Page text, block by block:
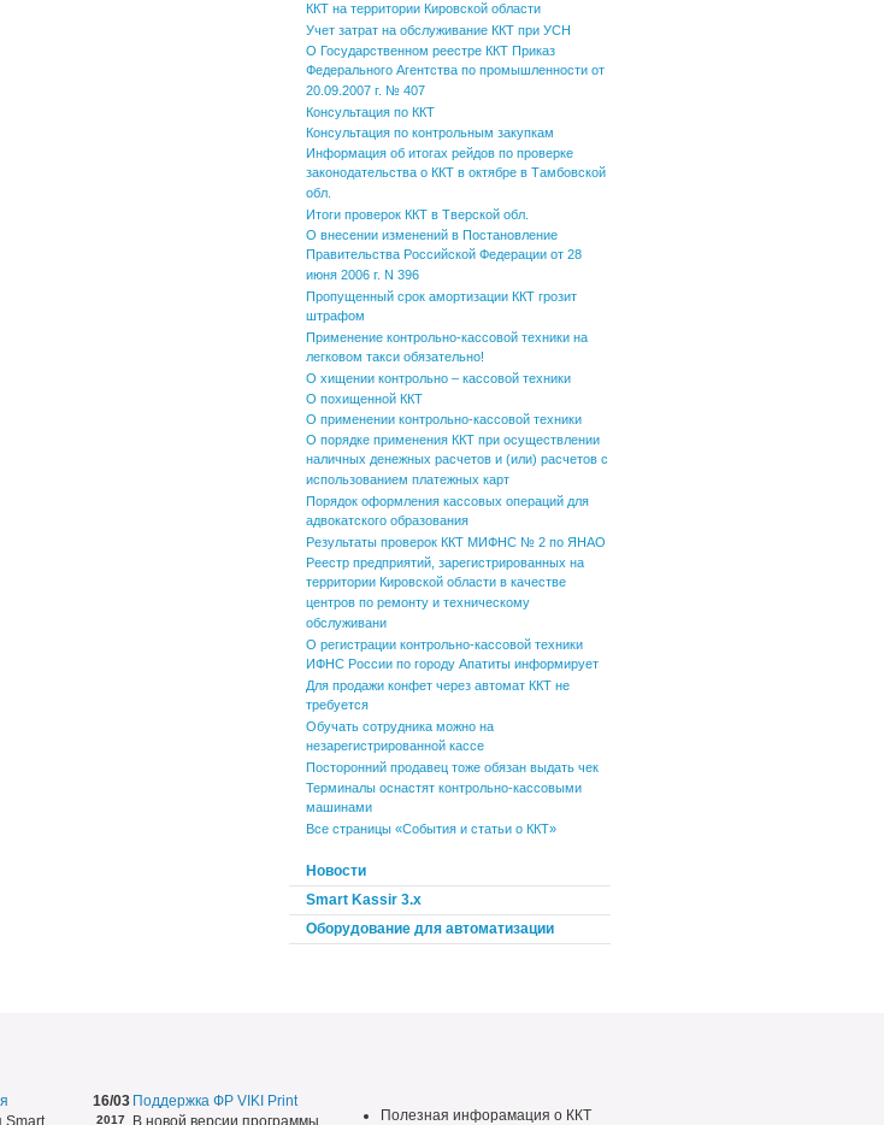
ККТ на территории Кировской области
Учет затрат на обслуживание ККТ при УСН
О Государственном реестре ККТ Приказ
Федерального Агентства по промышленности от
20.09.2007 г. № 407
Консультация по ККТ
Консультация по контрольным закупкам
Информация об итогах рейдов по проверке
законодательства о ККТ в октябре в Тамбовской
обл.
Итоги проверок ККТ в Тверской обл.
О внесении изменений в Постановление
Правительства Российской Федерации от 28
июня 2006 г. N 396
Пропущенный срок амортизации ККТ грозит
штрафом
Применение контрольно-кассовой техники на
легковом такси обязательно!
О хищении контрольно – кассовой техники
О похищенной ККТ
О применении контрольно-кассовой техники
О порядке применения ККТ при осуществлении
наличных денежных расчетов и (или) расчетов с
использованием платежных карт
Порядок оформления кассовых операций для
адвокатского образования
Результаты проверок ККТ МИФНС № 2 по ЯНАО
Реестр предприятий, зарегистрированных на
территории Кировской области в качестве
центров по ремонту и техническому
обслуживани
О регистрации контрольно-кассовой техники
ИФНС России по городу Апатиты информирует
Для продажи конфет через автомат ККТ не
требуется
Обучать сотрудника можно на
незарегистрированной кассе
Посторонний продавец тоже обязан выдать чек
Терминалы оснастят контрольно-кассовыми
машинами
Все страницы «События и статьи о ККТ»
Новости
Smart Kassir 3.x
Оборудование для автоматизации
Smart
16/03
2017
Поддержка ФР VIKI Print
В новой версии программы
Полезная инфорамация о ККТ